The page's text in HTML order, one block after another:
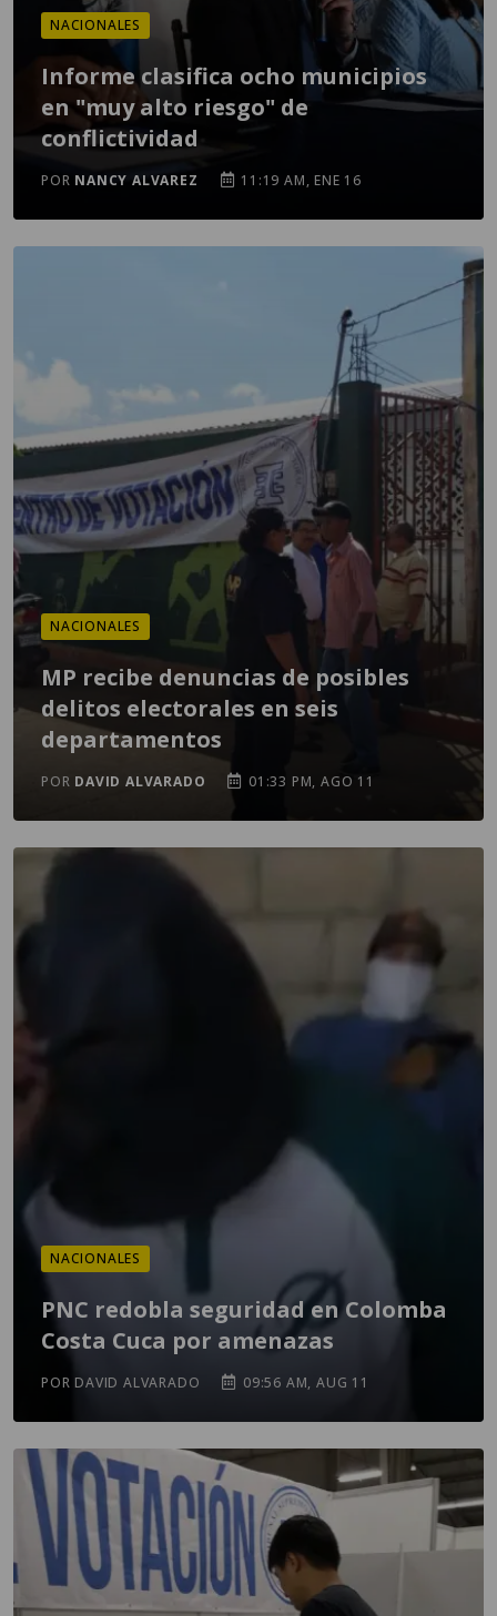
NACIONALES
Informe clasifica ocho municipios
en "muy alto riesgo" de
conflictividad
POR NANCY ALVAREZ 11:19 AM, ENE 16
NACIONALES
MP recibe denuncias de posibles
delitos electorales en seis
departamentos
POR DAVID ALVARADO 01:33 PM, AGO 11
NACIONALES
PNC redobla seguridad en Colomba
Costa Cuca por amenazas
POR DAVID ALVARADO 09:56 AM, AUG 11